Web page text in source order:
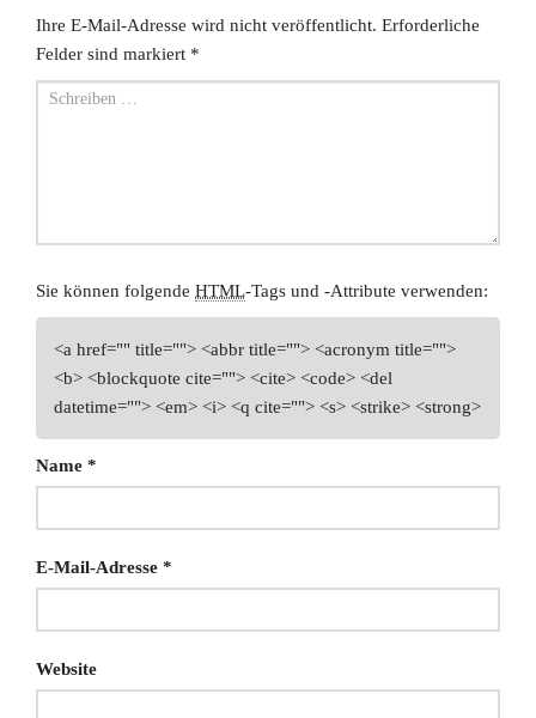
Ihre E-Mail-Adresse wird nicht veröffentlicht. Erforderliche
Felder sind markiert *
Sie können folgende HTML-Tags und -Attribute verwenden:
<a href="" title=""> <abbr title=""> <acronym title="">
<b> <blockquote cite=""> <cite> <code> <del
datetime=""> <em> <i> <q cite=""> <s> <strike> <strong>
Name *
E-Mail-Adresse *
Website